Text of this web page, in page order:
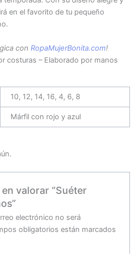
en el favorito de tu pequeño
con RopaMujerBonita.com!
costuras – Elaborado por manos
10, 12, 14, 16, 4, 6, 8
Márfil con rojo y azul
valorar “Suéter
electrónico no será
obligatorios están marcados